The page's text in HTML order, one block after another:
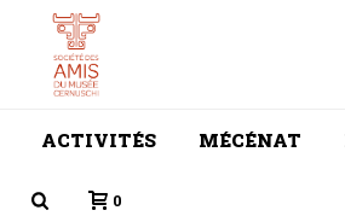
ACTIVITÉS MÉCÉNAT
0